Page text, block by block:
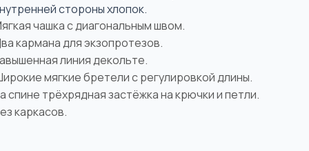
стороны хлопок.
чашка с диагональным швом.
кармана для экзопротезов.
линия декольте.
мягкие бретели с регулировкой длины.
спине трёхрядная застёжка на крючки и петли.
каркасов.